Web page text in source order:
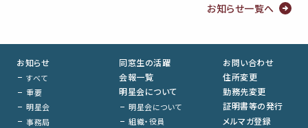
お知らせ一覧へ
お知らせ
すべて
重要
明星会
事務局
同窓生の活躍
会報一覧
明星会について
明星会について
組織・役員
お問い合わせ
住所変更
勤務先変更
証明書等の発行
メルマガ登録